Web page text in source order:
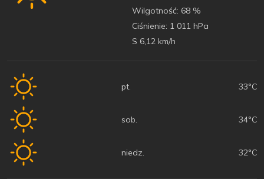
Wilgotność: 68 %
Ciśnienie: 1 011 hPa
S 6,12 km/h
pt. 33°C
sob. 34°C
niedz. 32°C